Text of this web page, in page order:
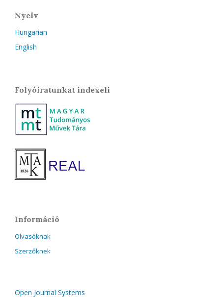
Nyelv
Hungarian
English
Folyóiratunkat indexeli
Információ
Olvasóknak
Szerzőknek
Open Journal Systems